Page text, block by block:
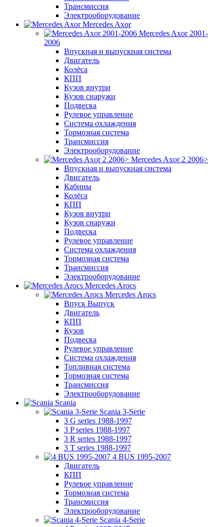
Трансмиссия
Электрооборудование
Mercedes Axor
Mercedes Axor 2001-
2006
Впускная и выпускная система
Двигатель
Колёса
КПП
Кузов внутри
Кузов снаружи
Подвеска
Рулевое управление
Система охлаждения
Тормозная система
Трансмиссия
Электрооборудование
Mercedes Axor 2 2006>
Впускная и выпускная система
Двигатель
Кабины
Колёса
КПП
Кузов внутри
Кузов снаружи
Подвеска
Рулевое управление
Система охлаждения
Тормозная система
Трансмиссия
Электрооборудование
Mercedes Arocs
Mercedes Arocs
Впуск Выпуск
Двигатель
КПП
Кузов
Подвеска
Рулевое управление
Система охлаждения
Топливная система
Тормозная система
Трансмиссия
Электрооборудование
Scania
Scania 3-Serie
3 G series 1988-1997
3 P series 1988-1997
3 R series 1988-1997
3 T series 1988-1997
4 BUS 1995-2007
Двигатель
КПП
Рулевое управление
Тормозная система
Трансмиссия
Электрооборудование
Scania 4-Serie